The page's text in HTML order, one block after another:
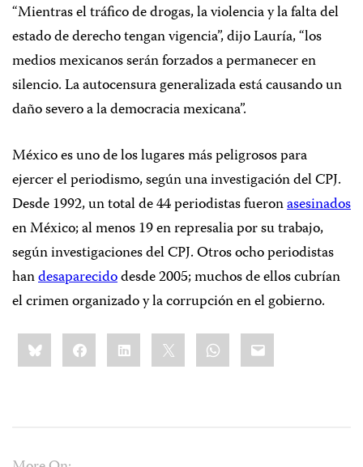
“Mientras el tráfico de drogas, la violencia y la falta del
estado de derecho tengan vigencia”, dijo Lauría, “los
medios mexicanos serán forzados a permanecer en
silencio. La autocensura generalizada está causando un
daño severo a la democracia mexicana”.
México es uno de los lugares más peligrosos para
ejercer el periodismo, según una investigación del CPJ.
Desde 1992, un total de 44 periodistas fueronasesinados
en México; al menos 19 en represalia por su trabajo,
según investigaciones del CPJ. Otros ocho periodistas
handesaparecidodesde 2005; muchos de ellos cubrían
el crimen organizado y la corrupción en el gobierno.
Share
this:BlueskyFacebookLinkedIn WhatsApp
Email